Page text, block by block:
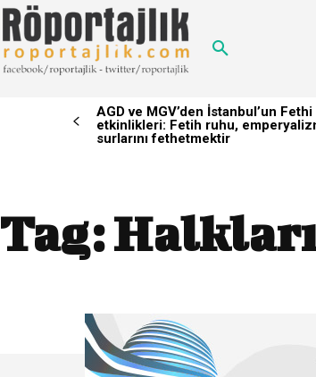
AGD ve MGV’den İstanbul’un Fethi
etkinlikleri: Fetih ruhu,
surlarını fethetmektir
Tag: